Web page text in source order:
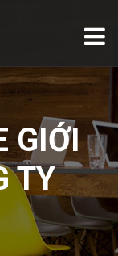
GIỚI
TY